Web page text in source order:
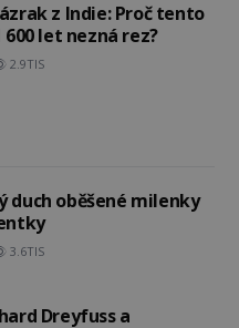
z Indie: Proč tento
600 let nezná rez?
2.9TIS
duch oběšené milenky
3.6TIS
Dreyfuss a